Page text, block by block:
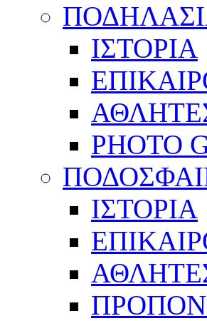
ΙΣΤΟΡΙΑ
PHOTO
ΙΣΤΟΡΙΑ